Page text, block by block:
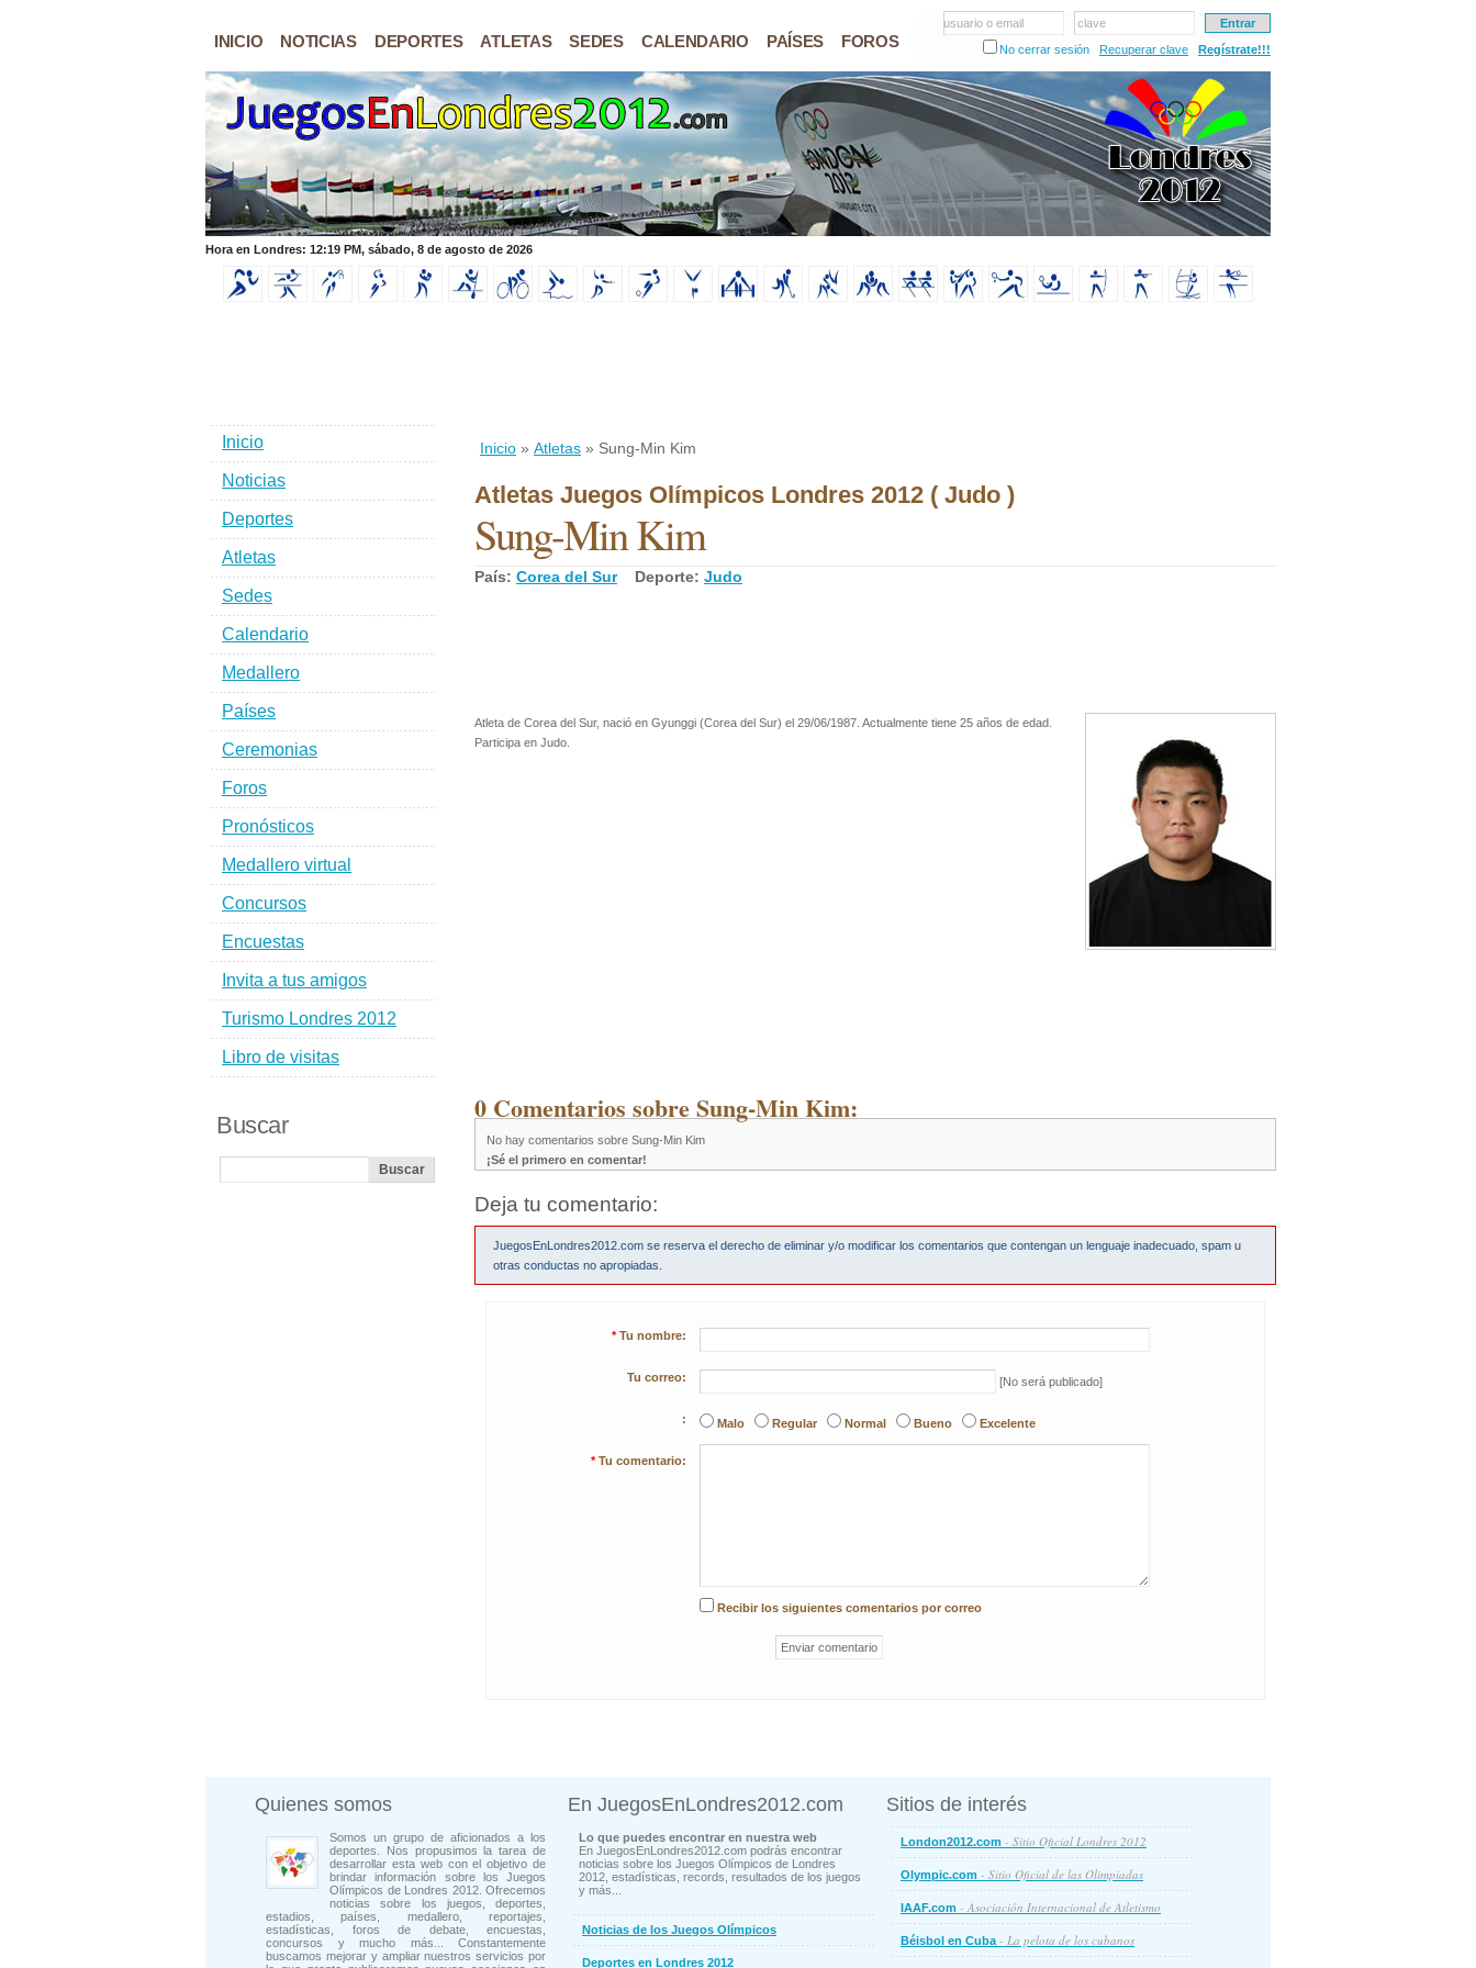
INICIO NOTICIAS DEPORTES ATLETAS SEDES CALENDARIO PAÍSES FOROS
usuario o email
clave
No cerrar sesión
Recuperar clave Regístrate!!!
Hora en Londres: 12:19 PM, sábado, 8 de agosto de 2026
Inicio » Atletas » Sung-Min Kim
Atletas Juegos Olímpicos Londres 2012 ( Judo )
Sung-Min Kim
País: Corea del SurDeporte: Judo
Atleta de Corea del Sur, nació en Gyunggi (Corea del Sur) el 29/06/1987. Actualmente tiene 25 años de edad.
Participa en Judo.
0 Comentarios sobre Sung-Min Kim:
No hay comentarios sobre Sung-Min Kim
¡Sé el primero en comentar!
Deja tu comentario:
JuegosEnLondres2012.com se reserva el derecho de eliminar y/o modificar los comentarios que contengan un lenguaje inadecuado, spam u
otras conductas no apropiadas.
* Tu nombre:
Tu correo: [No será publicado]
: Malo Regular Normal Bueno Excelente
* Tu comentario:
Recibir los siguientes comentarios por correo
Inicio
Noticias
Deportes
Atletas
Sedes
Calendario
Medallero
Países
Ceremonias
Foros
Pronósticos
Medallero virtual
Concursos
Encuestas
Invita a tus amigos
Turismo Londres 2012
Libro de visitas
Buscar
Quienes somos
Somos un grupo de aficionados a los
deportes. Nos propusimos la tarea de
desarrollar esta web con el objetivo de
brindar información sobre los Juegos
Olímpicos de Londres 2012. Ofrecemos
noticias sobre los juegos, deportes,
estadios, países, medallero, reportajes,
estadísticas, foros de debate, encuestas,
concursos y mucho más... Constantemente
buscamos mejorar y ampliar nuestros servicios por
En JuegosEnLondres2012.com
Lo que puedes encontrar en nuestra web
En JuegosEnLondres2012.com podrás encontrar
noticias sobre los Juegos Olímpicos de Londres
2012, estadísticas, records, resultados de los juegos
y más...
Noticias de los Juegos Olímpicos
Deportes en Londres 2012
Sitios de interés
London2012.com - Sitio Oficial Londres 2012
Olympic.com - Sitio Oficial de las Olimpiadas
IAAF.com - Asociación Internacional de Atletismo
Béisbol en Cuba- La pelota de los cubanos